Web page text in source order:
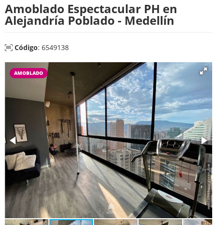
Amoblado Espectacular PH en
Alejandría Poblado - Medellín
Código: 6549138
AMOBLADO